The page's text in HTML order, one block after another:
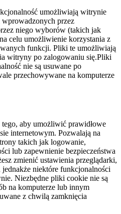
umożliwiają witrynie
przez
niego wyborów (takich jak
celu umożliwienie korzystania z
funkcji. Pliki te umożliwiają
witryny po zalogowaniu się.Pliki
nie są usuwane po
przechowywane na komputerze
aby umożliwić prawidłowe
internetowym. Pozwalają na
takich jak logowanie,
lub zapewnienie bezpieczeństwa
zmienić ustawienia przeglądarki,
niektóre funkcjonalności
Niezbędne pliki cookie nie są
na komputerze lub innym
z chwilą zamknięcia